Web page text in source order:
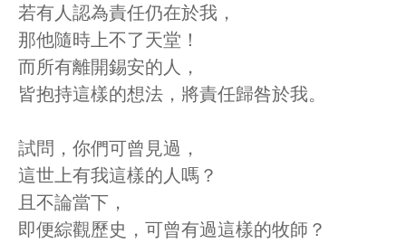
若有人認為責任仍在於我，
那他隨時上不了天堂！
而所有離開錫安的人，
皆抱持這樣的想法，將責任歸咎於我。
試問，你們可曾見過，
這世上有我這樣的人嗎？
且不論當下，
即便綜觀歷史，可曾有過這樣的牧師？